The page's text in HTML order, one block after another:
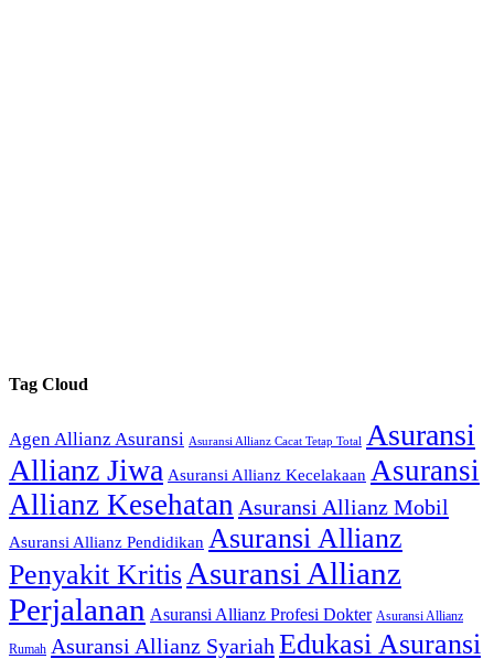
Tag Cloud
Agen Allianz Asuransi Asuransi Allianz Cacat Tetap Total
Asuransi
Allianz Jiwa Asuransi Allianz Kecelakaan Asuransi
Allianz Kesehatan Asuransi Allianz Mobil
Asuransi Allianz Pendidikan Asuransi Allianz
Penyakit Kritis Asuransi Allianz
Perjalanan Asuransi Allianz Profesi Dokter Asuransi Allianz
Rumah Asuransi Allianz Syariah Edukasi Asuransi